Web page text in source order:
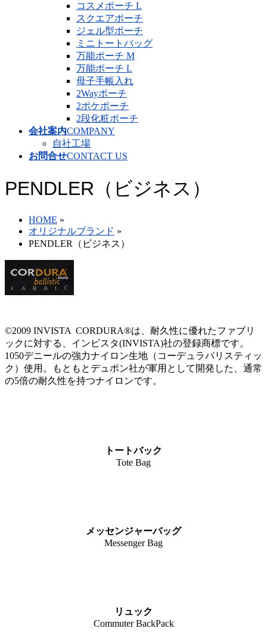
コスメポーチ L
スクエアポーチ
ジェル型ポーチ
ミニトートバッグ
万能ポーチ M
万能ポーチ L
母子手帳入れ
2Wayポーチ
2ポケポーチ
2段化粧ポーチ
会社案内COMPANY
自社工場
お問合せCONTACT US
PENDLER（ビジネス）
HOME »
オリジナルブランド »
PENDLER（ビジネス）
©2009 INVISTA CORDURA®は、耐久性に優れたファブリ
ックに対する、インビスタ(INVISTA)社の登録商標です。
1050デニールの強力ナイロン生地（コーデュラバリスティッ
ク）使用。もともとデュポン社が軍用として開発した、通常
の5倍の耐久性を持つナイロンです。
トートバック
Tote Bag
メッセンジャーバッグ
Messenger Bag
リュック
Commuter BackPack